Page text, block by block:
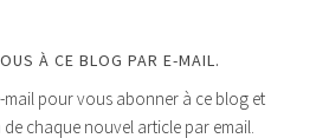
À CE BLOG PAR E-MAIL.
mail pour vous abonner à ce blog et
chaque nouvel article par email.